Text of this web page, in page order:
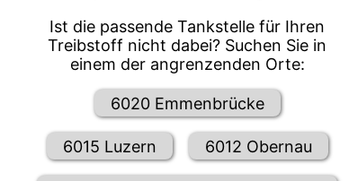
Ist die passende Tankstelle für Ihren
Treibstoff nicht dabei? Suchen Sie in
einem der angrenzenden Orte:
6020 Emmenbrücke
6015 Luzern 6012 Obernau